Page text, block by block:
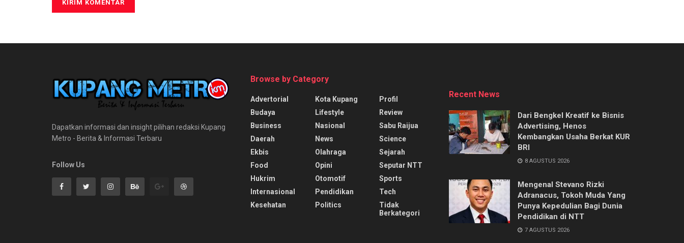
Dapatkan informasi dan insight pilihan redaksi Kupang
Metro - Berita & Informasi Terbaru
Follow Us
Browse by Category
Advertorial
Budaya
Business
Daerah
Ekbis
Food
Hukrim
Internasional
Kesehatan
Kota Kupang
Lifestyle
Nasional
News
Olahraga
Opini
Otomotif
Pendidikan
Politics
Profil
Review
Sabu Raijua
Science
Sejarah
Seputar NTT
Sports
Tech
Tidak
Berkategori
Recent News
Dari Bengkel Kreatif ke Bisnis
Advertising, Henos
Kembangkan Usaha Berkat KUR
BRI
8 AGUSTUS 2026
Mengenal Stevano Rizki
Adranacus, Tokoh Muda Yang
Punya Kepedulian Bagi Dunia
Pendidikan di NTT
7 AGUSTUS 2026